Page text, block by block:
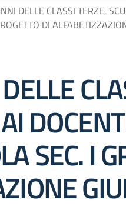
DELLE CLASSI TERZE,
DI
SEC. I